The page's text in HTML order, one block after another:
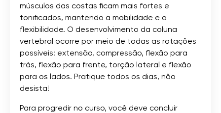
músculos das costas ficam mais fortes e
tonificados, mantendo a mobilidade e a
flexibilidade. O desenvolvimento da coluna
vertebral ocorre por meio de todas as rotações
possíveis: extensão, compressão, flexão para
trás, flexão para frente, torção lateral e flexão
para os lados. Pratique todos os dias, não
desista!
Para progredir no curso, você deve concluir